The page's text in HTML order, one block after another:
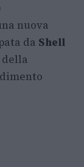
nuova
da Shell